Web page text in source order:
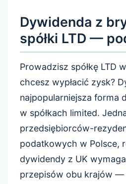
Dywidenda z
spółki LTD —
Prowadzisz spółkę LTD
chcesz wypłacić zysk?
najpopularniejsza forma
w spółkach limited.
przedsiębiorców-
podatkowych w Polsce,
dywidendy z UK
przepisów obu krajów —